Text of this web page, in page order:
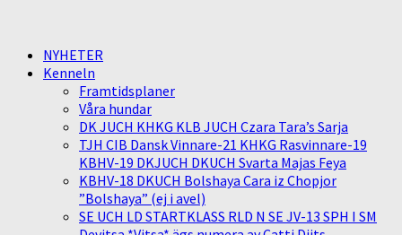
NYHETER
Kenneln
Framtidsplaner
Våra hundar
DK JUCH KHKG KLB JUCH Czara Tara’s Sarja
TJH CIB Dansk Vinnare-21 KHKG Rasvinnare-19
KBHV-19 DKJUCH DKUCH Svarta Majas Feya
KBHV-18 DKUCH Bolshaya Cara iz Chopjor
”Bolshaya” (ej i avel)
SE UCH LD STARTKLASS RLD N SE JV-13 SPH I SM